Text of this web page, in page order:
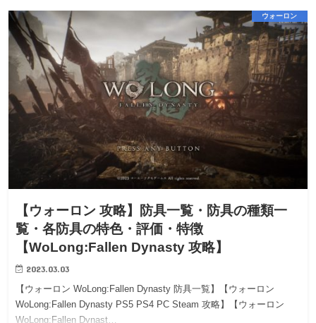
ウォーロン
【ウォーロン 攻略】防具一覧・防具の種類一
覧・各防具の特色・評価・特徴
【WoLong:Fallen Dynasty 攻略】
2023.03.03
【ウォーロン WoLong:Fallen Dynasty 防具一覧】【ウォーロン
WoLong:Fallen Dynasty PS5 PS4 PC Steam 攻略】【ウォーロン
WoLong:Fallen Dynast…